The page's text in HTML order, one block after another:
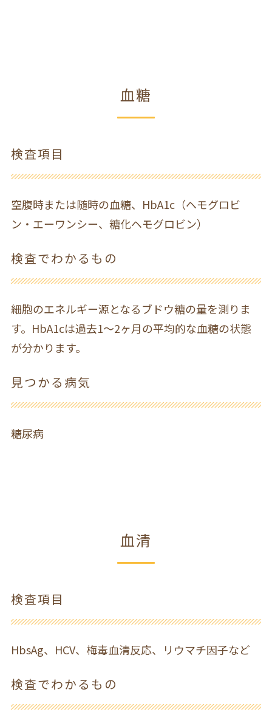
血糖
検査項目
空腹時または随時の血糖、HbA1c（ヘモグロビ
ン・エーワンシー、糖化ヘモグロビン）
検査でわかるもの
細胞のエネルギー源となるブドウ糖の量を測りま
す。HbA1cは過去1～2ヶ月の平均的な血糖の状態
が分かります。
見つかる病気
糖尿病
血清
検査項目
HbsAg、HCV、梅毒血清反応、リウマチ因子など
検査でわかるもの